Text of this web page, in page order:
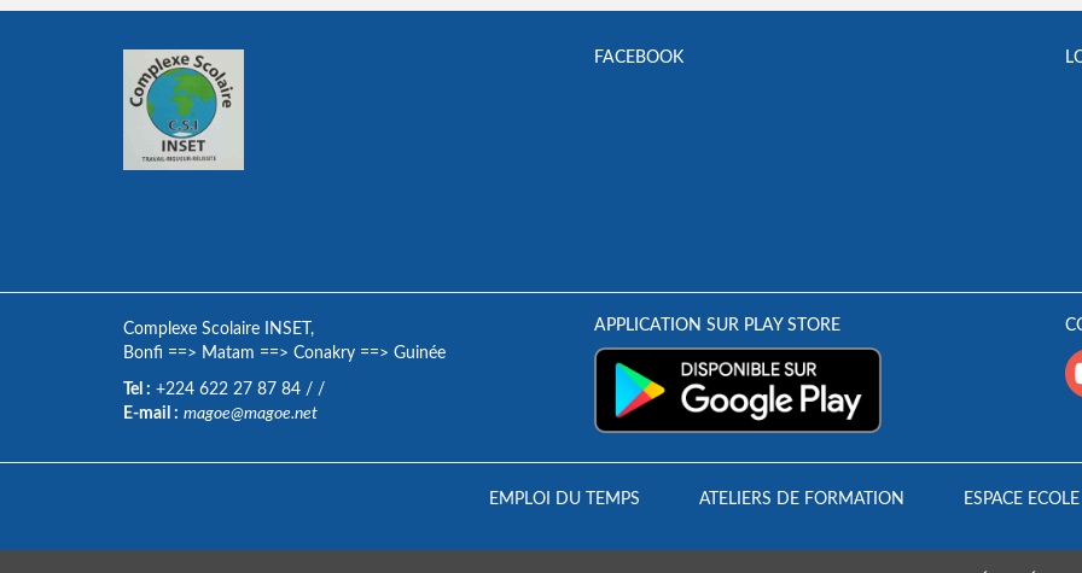
FACEBOOK
Complexe Scolaire INSET,
Bonfi ==> Matam ==> Conakry ==> Guinée
Tel : +224 622 27 87 84 / /
E-mail : magoe@magoe.net
APPLICATION SUR PLAY STORE
EMPLOI DU TEMPS ATELIERS DE FORMATION ESPACE ECOLE